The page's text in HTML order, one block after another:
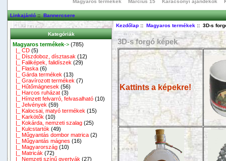
Magyaros termékek Március 15 Karácsonyi ajándékok
Linkajánló::Bannercsere
Kategóriák
Magyaros termékek-> (785)
|_ CD (5)
|_ Díszdoboz, dísztasak (12)
|_ Faliképek, falidíszek (29)
|_ Flaska (6)
|_ Gárda termékek (13)
|_ Gravírozott termékek (7)
|_ Hűtőmágnesek (56)
|_ Harcos ruházat (3)
|_ Hímzett felvarró, felvasalható (10)
|_ Jelvények (59)
|_ Kalocsai, matyó termékek (15)
|_ Karkötők (10)
|_ Kokárda, nemzeti szalag (25)
|_ Kulcstartók (49)
|_ Műgyantás dombor matrica (2)
|_ Műgyantás mágnes (16)
|_ Magyarország (10)
|_ Matricák (72)
|_ Nemzeti színű gyertyák (27)
Kezdőlap:: Magyaros termékek:: 3D-s
3D-s forgó képek
Kattints a képekre!